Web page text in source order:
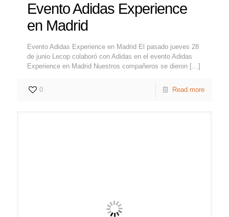
Evento Adidas Experience
en Madrid
Evento Adidas Experience en Madrid El pasado jueves 28
de junio Lecop colaboró con Adidas en el evento Adidas
Experience en Madrid Nuestros compañeros se dieron […]
0 Read more